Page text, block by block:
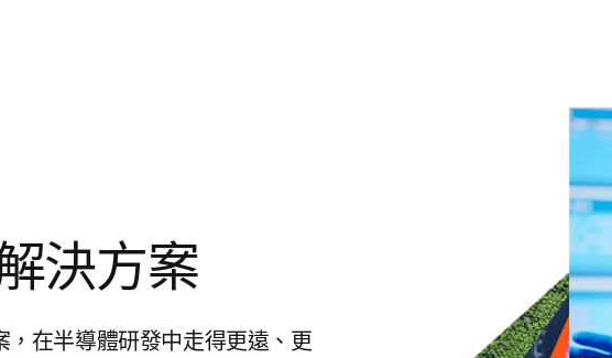
決方案
在半導體研發中走得更遠、更